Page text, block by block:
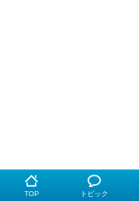
TOP トピック